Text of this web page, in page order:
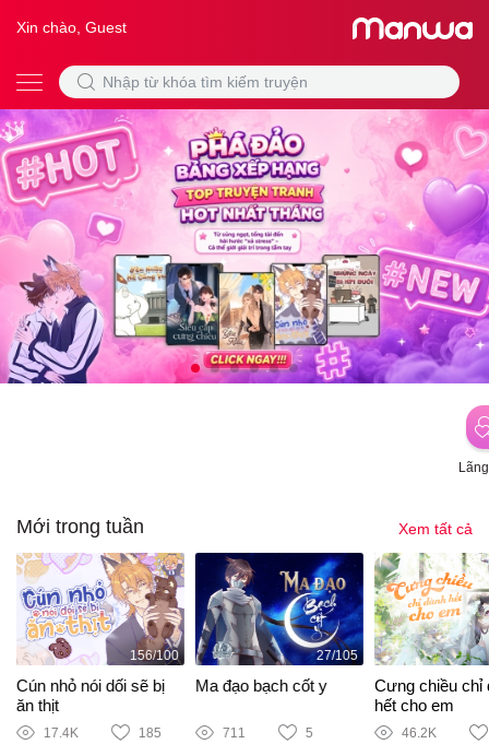
Xin chào, Guest
Mới trong tuần Xem tất cả
156/100
Cún nhỏ nói dối sẽ bị
ăn thịt
17.4K 185
27/105
Ma đạo bạch cốt y
711 5
Cưng chiều chỉ
hết cho em
46.2K